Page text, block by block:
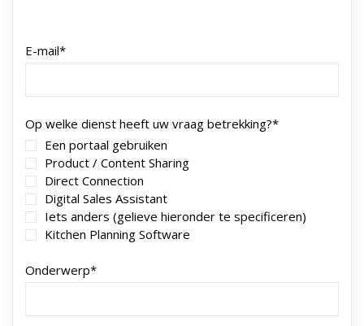
E-mail*
Op welke dienst heeft uw vraag betrekking?*
Een portaal gebruiken
Product / Content Sharing
Direct Connection
Digital Sales Assistant
Iets anders (gelieve hieronder te specificeren)
Kitchen Planning Software
Onderwerp*